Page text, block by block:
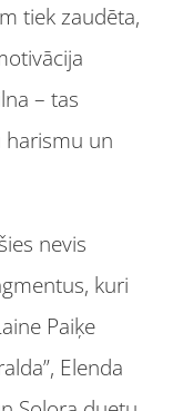
tiek zaudēta,
– tas
harismu un
nevis
kuri
Paiķe
Elenda